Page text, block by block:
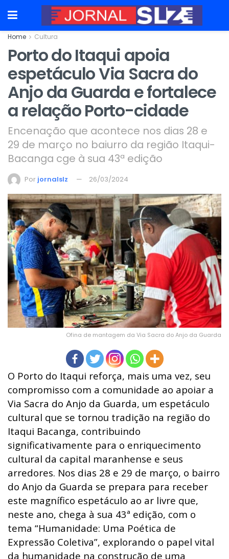
Home Cultura
Porto do Itaqui apoia
espetáculo Via Sacra do
Anjo da Guarda e fortalece
a relação Porto-cidade
Encenação que acontece nos dias 28 e
29 de março no baiurro da região Itaqui-
Bacanga cge à sua 43ª edição
Por jornalslz 26/03/2024
Ofina de mantagem da Via Sacra do Anjo da Guarda
O Porto do Itaqui reforça, mais uma vez, seu
compromisso com a comunidade ao apoiar a
Via Sacra do Anjo da Guarda, um espetáculo
cultural que se tornou tradição na região do
Itaqui Bacanga, contribuindo
significativamente para o enriquecimento
cultural da capital maranhense e seus
arredores. Nos dias 28 e 29 de março, o bairro
do Anjo da Guarda se prepara para receber
este magnífico espetáculo ao ar livre que,
neste ano, chega à sua 43ª edição, com o
tema “Humanidade: Uma Poética de
Expressão Coletiva”, explorando o papel vital
da humanidade na construção de uma